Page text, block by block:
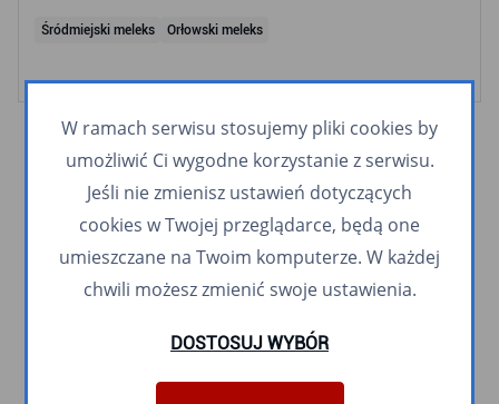
Śródmiejski meleks Orłowski meleks
W ramach serwisu stosujemy pliki cookies by
umożliwić Ci wygodne korzystanie z serwisu.
Jeśli nie zmienisz ustawień dotyczących
cookies w Twojej przeglądarce, będą one
umieszczane na Twoim komputerze. W każdej
chwili możesz zmienić swoje ustawienia.
DOSTOSUJ WYBÓR